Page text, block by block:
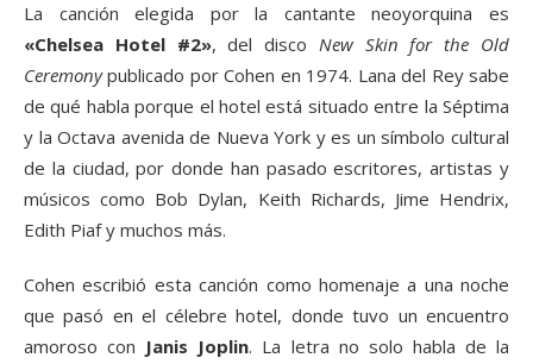
La canción elegida por la cantante neoyorquina es
«Chelsea Hotel #2», del disco New Skin for the Old
Ceremonypublicado por Cohen en 1974. Lana del Rey sabe
de qué habla porque el hotel está situado entre la Séptima
y la Octava avenida de Nueva York y es un símbolo cultural
de la ciudad, por donde han pasado escritores, artistas y
músicos como Bob Dylan, Keith Richards, Jime Hendrix,
Edith Piaf y muchos más.
Cohen escribió esta canción como homenaje a una noche
que pasó en el célebre hotel, donde tuvo un encuentro
amoroso con Janis Joplin. La letra no solo habla de la